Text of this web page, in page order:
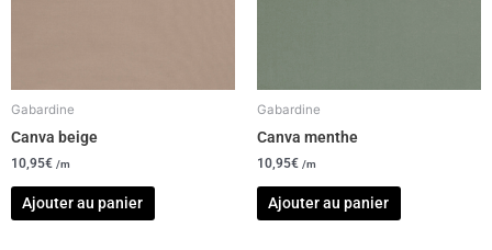
Gabardine
Canva beige
10,95€ /m
Ajouter au panier
Gabardine
Canva menthe
10,95€ /m
Ajouter au panier